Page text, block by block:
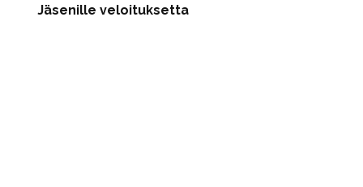
Jäsenille veloituksetta